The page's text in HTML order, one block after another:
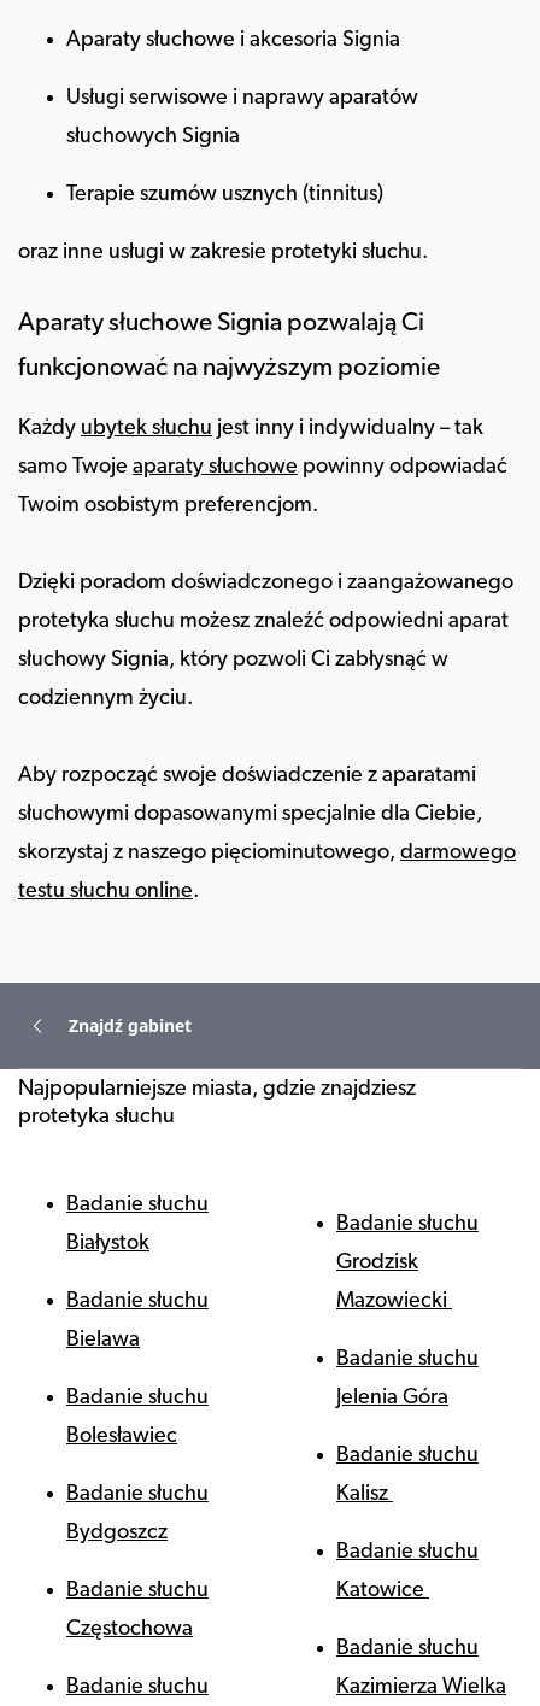
Aparaty słuchowe i akcesoria Signia
Usługi serwisowe i naprawy aparatów
słuchowych Signia
Terapie szumów usznych (tinnitus)
oraz inne usługi w zakresie protetyki słuchu.
Aparaty słuchowe Signia pozwalają Ci
funkcjonować na najwyższym poziomie
Każdy ubytek słuchu jest inny i indywidualny – tak
samo Twoje aparaty słuchowe powinny odpowiadać
Twoim osobistym preferencjom.
Dzięki poradom doświadczonego i zaangażowanego
protetyka słuchu możesz znaleźć odpowiedni aparat
słuchowy Signia, który pozwoli Ci zabłysnąć w
codziennym życiu.
Aby rozpocząć swoje doświadczenie z aparatami
słuchowymi dopasowanymi specjalnie dla Ciebie,
skorzystaj z naszego pięciominutowego, darmowego
testu słuchu online.
Znajdź gabinet
Najpopularniejsze miasta, gdzie znajdziesz
protetyka słuchu
Badanie słuchu
Białystok
Badanie słuchu
Bielawa
Badanie słuchu
Bolesławiec
Badanie słuchu
Bydgoszcz
Badanie słuchu
Częstochowa
Badanie słuchu
Badanie słuchu
Grodzisk
Mazowiecki
Badanie słuchu
Jelenia Góra
Badanie słuchu
Kalisz
Badanie słuchu
Katowice
Badanie słuchu
Kazimierza Wielka